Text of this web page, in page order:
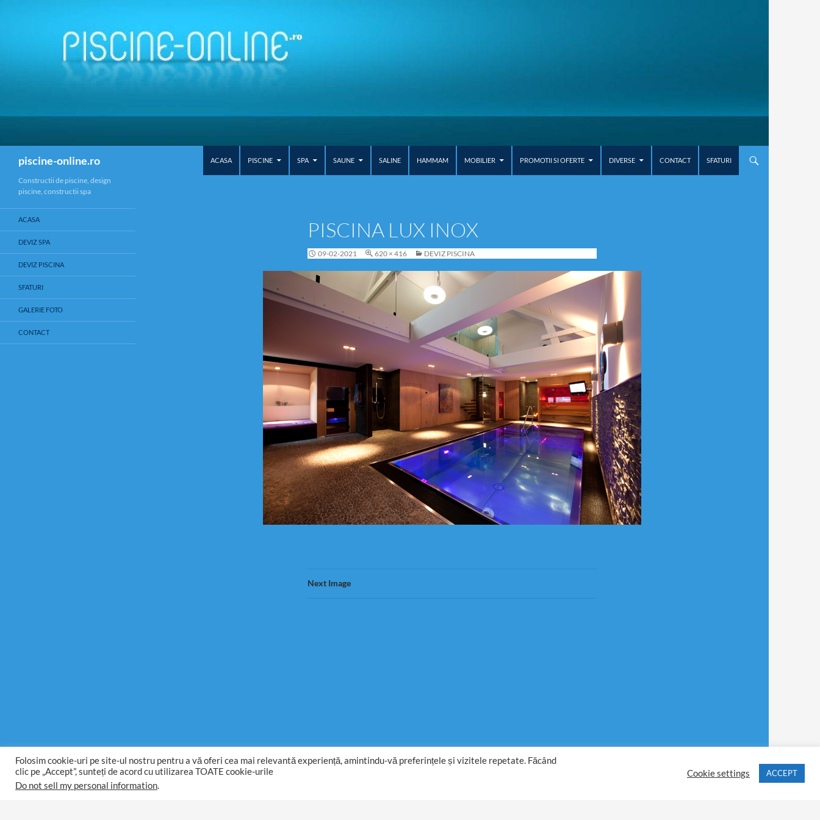
piscine-online.ro
ACASA
PISCINE SPA SAUNE SALINE HAMMAM MOBILIER PROMOTII SI OFERTE DIVERSE CONTACT SFATURI
PISCINA LUX INOX
09-02-2021 620 × 416 DEVIZ PISCINA
Next Image
Constructii de piscine, design
piscine, constructii spa
ACASA
DEVIZ SPA
DEVIZ PISCINA
SFATURI
GALERIE FOTO
CONTACT
Folosim cookie-uri pe site-ul nostru pentru a vă oferi cea mai relevantă experiență, amintindu-vă preferințele și vizitele repetate. Făcând
clic pe „Accept”, sunteți de acord cu utilizarea TOATE cookie-urile
Do not sell my personal information.
Cookie settings ACCEPT